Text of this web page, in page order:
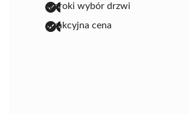
szeroki wybór drzwi
atrakcyjna cena